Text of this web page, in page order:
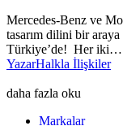
Mercedes-Benz ve
tasarım dilini bir
Türkiye’de! Her iki…
YazarHalkla İlişkiler
daha fazla oku
Markalar